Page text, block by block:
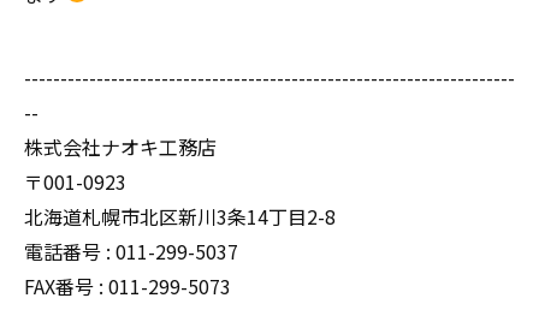
--------------------------------------------------------------------
--
株式会社ナオキ工務店
〒001-0923
北海道札幌市北区新川3条14丁目2-8
電話番号 : 011-299-5037
FAX番号 : 011-299-5073